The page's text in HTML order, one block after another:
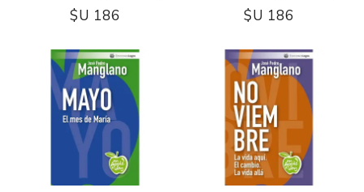
$U 186 $U 186